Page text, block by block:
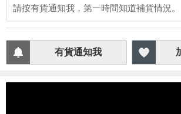
請按有貨通知我，第一時間知道補貨情況。
有貨通知我